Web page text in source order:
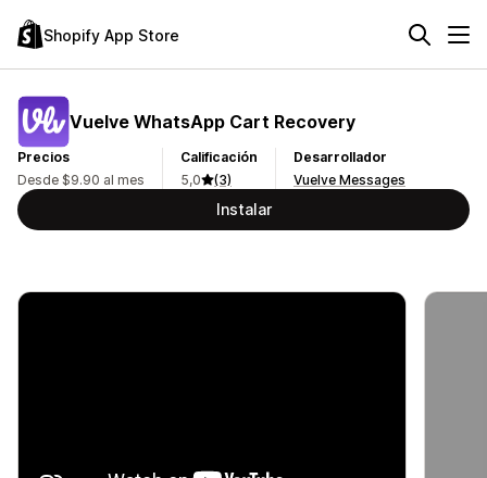
Shopify App Store
Vuelve WhatsApp Cart Recovery
Precios
Desde $9.90 al mes
Calificación
5,0
(3)
Desarrollador
Vuelve Messages
Instalar